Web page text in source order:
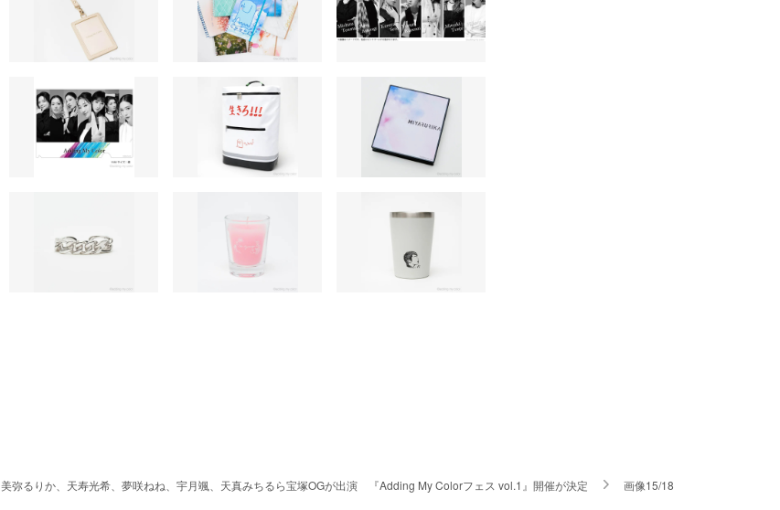
美弥るりか、天寿光希、夢咲ねね、宇月颯、天真みちるら宝塚OGが出演 『Adding My Colorフェス vol.1』開催が決定 画像15/18